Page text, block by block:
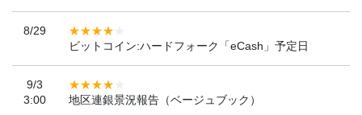
8/29
ビットコイン:ハードフォーク「eCash」予定日
9/3
3:00
地区連銀景況報告（ベージュブック）